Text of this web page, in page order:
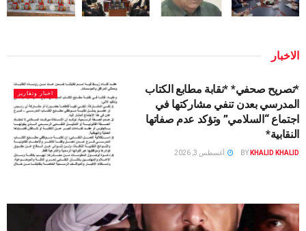
الاخبار
اخبار وتقارير
*تصريح صحفي* *نقابة مطابع الكتاب
المدرسي بعدن تنفي مشاركتها في
اجتماع “السلامي” وتؤكد عدم صفاتها
النقابية*
BY KHALID KHALID أغسطس 3, 2026